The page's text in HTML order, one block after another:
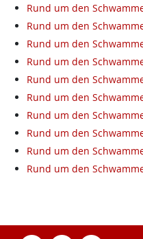
Rund um den
Rund um den
Rund um den
Rund um den
Rund um den
Rund um den
Rund um den
Rund um den
Rund um den
Rund um den